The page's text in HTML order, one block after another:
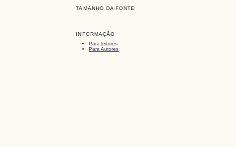
TAMANHO DA FONTE
INFORMAÇÃO
Para leitores
Para Autores